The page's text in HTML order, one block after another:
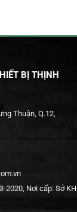
BỊ THỊNH
Thuận, Q.12,
2020, Nơi cấp: Sở KH